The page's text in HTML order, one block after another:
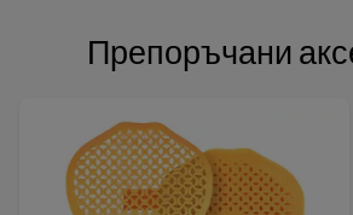
Препоръчани